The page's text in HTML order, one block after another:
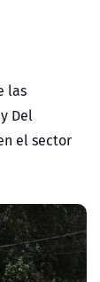
las
Del
el sector